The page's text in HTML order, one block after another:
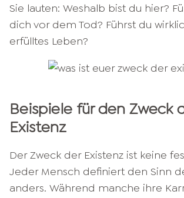
Sie lauten: Weshalb bist du hier?
dich vor dem Tod? Führst du
erfülltes Leben?
Beispiele für den Zweck
Existenz
Der Zweck der Existenz ist keine
Jeder Mensch definiert den Sinn
anders. Während manche ihre